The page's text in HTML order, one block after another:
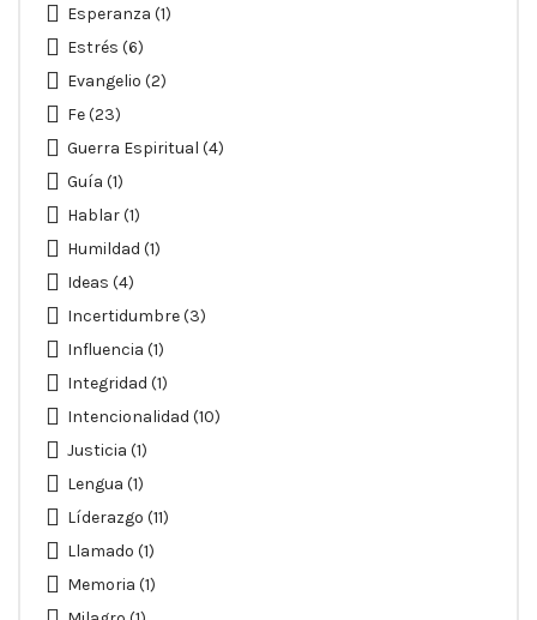
Esperanza (1)
Estrés (6)
Evangelio (2)
Fe(23)
Guerra Espiritual (4)
Guía (1)
Hablar(1)
Humildad (1)
Ideas (4)
Incertidumbre(3)
Influencia (1)
Integridad (1)
Intencionalidad (10)
Justicia (1)
Lengua (1)
Líderazgo (11)
Llamado (1)
Memoria (1)